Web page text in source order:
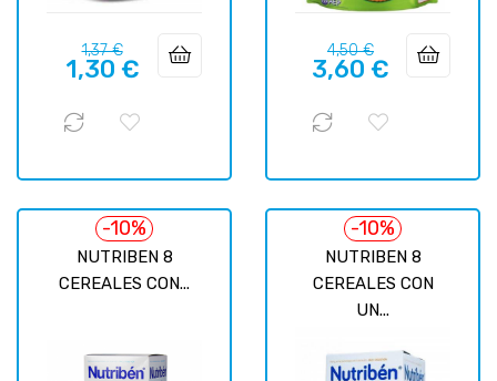
Precio
regular
1,37 €Precio
1,30 €
Precio
regular
4,50 €Precio
3,60 €
NUTRIBEN 8
CEREALES CON...
-10%
NUTRIBEN 8
CEREALES CON
UN...
-10%